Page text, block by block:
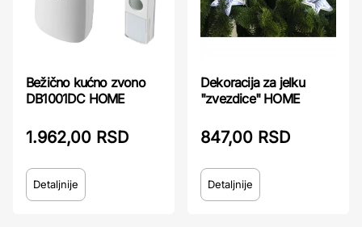
Bežično kućno zvono
DB1001DC HOME
1.962,00 RSD
Detaljnije
Dekoracija za jelku
"zvezdice" HOME
847,00 RSD
Detaljnije